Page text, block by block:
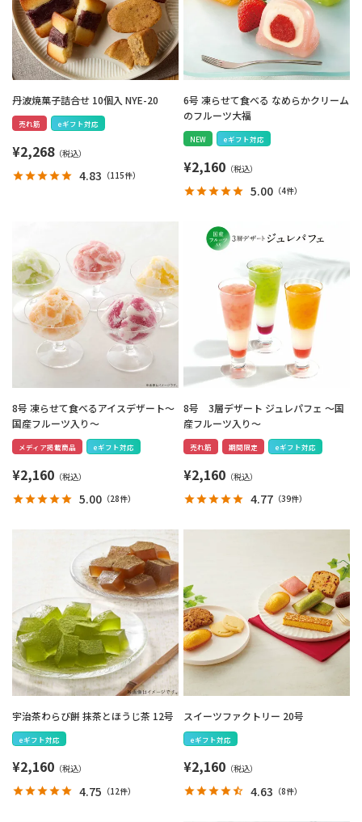
丹波焼菓子詰合せ 10個入 NYE-20
売れ筋 eギフト対応
¥2,268
4.83 （115件）
6号 凍らせて食べる なめらかクリーム
のフルーツ大福
NEW eギフト対応
¥2,160
5.00 （4件）
8号 凍らせて食べるアイスデザート～
国産フルーツ入り～
メディア掲載商品 eギフト対応
¥2,160
5.00 （28件）
8号 3層デザート ジュレパフェ ～国
産フルーツ入り～
売れ筋 期間限定 eギフト対応
¥2,160
4.77 （39件）
宇治茶わらび餅 抹茶とほうじ茶 12号
eギフト対応
¥2,160
4.75 （12件）
スイーツファクトリー 20号
eギフト対応
¥2,160
4.63 （8件）